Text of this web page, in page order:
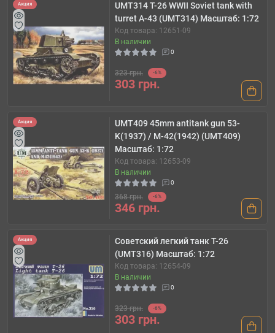
Акция
UMT314 T-26 WWII Soviet tank with
turret A-43 (UMT314) Масштаб: 1:72
Код товара: 12651-09
В наличии
0
323 грн. -6%
303 грн.
Акция
UMT409 45mm antitank gun 53-
K(1937) / M-42(1942) (UMT409)
Масштаб: 1:72
Код товара: 12653-09
В наличии
0
368 грн. -6%
346 грн.
Акция
Советский легкий танк Т-26
(UMT316) Масштаб: 1:72
Код товара: 12654-09
В наличии
0
323 грн. -6%
303 грн.